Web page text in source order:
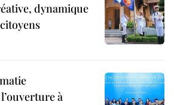
dynamique
à